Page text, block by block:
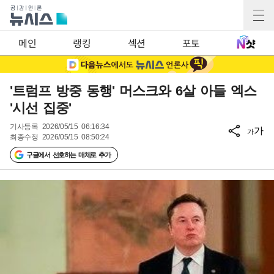
메인 랭킹 섹션 포토
'트럼프 방중 동행' 머스크와 6살 아들 엑스
'시선 집중'
기사등록 2026/05/15 06:16:34
최종수정 2026/05/15 08:50:24
구글에서 선호하는 매체로 추가
가가